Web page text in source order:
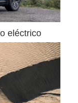
eléctrico